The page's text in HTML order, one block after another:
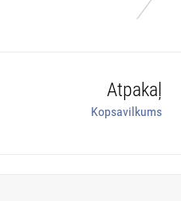
Atpakaļ
Kopsavilkums